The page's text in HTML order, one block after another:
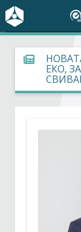
За БСК
На фокус
Арбитражен
ЕКО,